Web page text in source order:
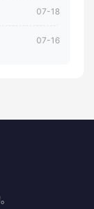
07-18
07-16